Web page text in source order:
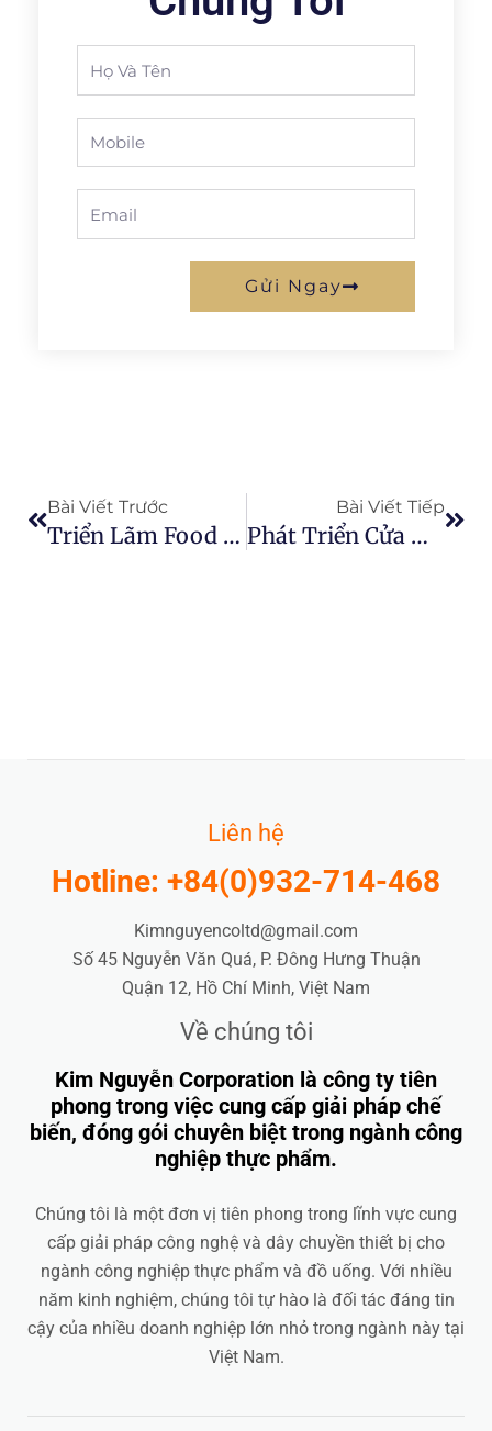
Name
Gửi Ngay
Bài Viết Trước
Triển Lãm Food & Beverage 2018 Tại Hà Nội
Bài Viết Tiếp
Phát Triển Cửa Hàng Nước Trái Cây Tươi Tại Siêu Thị Emart Gò Vấp
Liên hệ
Hotline: +84(0)932-714-468
Kimnguyencoltd@gmail.com
Số 45 Nguyễn Văn Quá, P. Đông Hưng Thuận
Quận 12, Hồ Chí Minh, Việt Nam
Về chúng tôi
Kim Nguyễn Corporation là công ty tiên
phong trong việc cung cấp giải pháp chế
biến, đóng gói chuyên biệt trong ngành công
nghiệp thực phẩm.
Chúng tôi là một đơn vị tiên phong trong lĩnh vực cung
cấp giải pháp công nghệ và dây chuyền thiết bị cho
ngành công nghiệp thực phẩm và đồ uống. Với nhiều
năm kinh nghiệm, chúng tôi tự hào là đối tác đáng tin
cậy của nhiều doanh nghiệp lớn nhỏ trong ngành này tại
Việt Nam.